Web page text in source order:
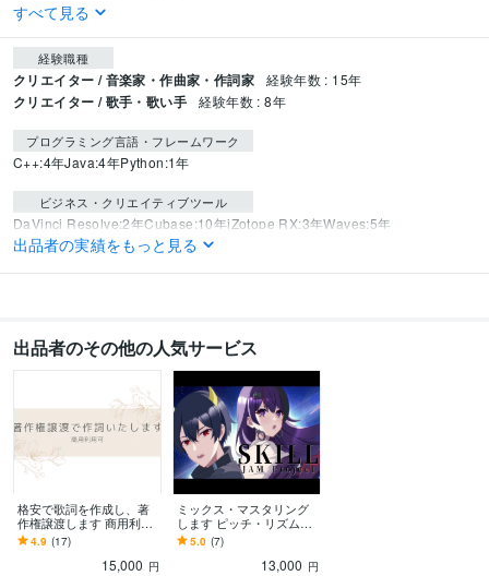
すべて見る
経験職種
クリエイター / 音楽家・作曲家・作詞家 経験年数 : 15年
クリエイター / 歌手・歌い手 経験年数 : 8年
プログラミング言語・フレームワーク
C++:4年Java:4年Python:1年
ビジネス・クリエイティブツール
DaVinci Resolve:2年Cubase:10年iZotope RX:3年Waves:5年
OBS Studio:1年
日常会話レベル
出品者の実績をもっと見る
出品者のその他の人気サービス
格安で歌詞を作成し、著
作権譲渡します 商用利用
も可、急ぎの納品も可能
です！
4.9 (17)
15,000 円
ミックス・マスタリング
します ピッチ・リズム補
正もします！！
5.0 (7)
13,000 円